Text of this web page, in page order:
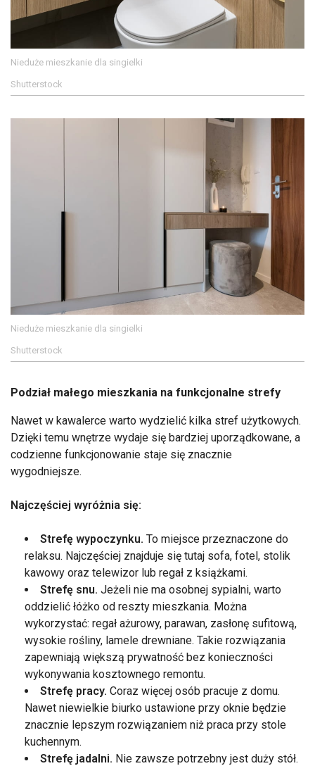
Nieduże mieszkanie dla singielki
Shutterstock
Nieduże mieszkanie dla singielki
Shutterstock
Podział małego mieszkania na funkcjonalne strefy
Nawet w kawalerce warto wydzielić kilka stref użytkowych.
Dzięki temu wnętrze wydaje się bardziej uporządkowane, a
codzienne funkcjonowanie staje się znacznie
wygodniejsze.
Najczęściej wyróżnia się:
Strefę wypoczynku. To miejsce przeznaczone do
relaksu. Najczęściej znajduje się tutaj sofa, fotel, stolik
kawowy oraz telewizor lub regał z książkami.
Strefę snu. Jeżeli nie ma osobnej sypialni, warto
oddzielić łóżko od reszty mieszkania. Można
wykorzystać: regał ażurowy, parawan, zasłonę sufitową,
wysokie rośliny, lamele drewniane. Takie rozwiązania
zapewniają większą prywatność bez konieczności
wykonywania kosztownego remontu.
Strefę pracy. Coraz więcej osób pracuje z domu.
Nawet niewielkie biurko ustawione przy oknie będzie
znacznie lepszym rozwiązaniem niż praca przy stole
kuchennym.
Strefę jadalni. Nie zawsze potrzebny jest duży stół.